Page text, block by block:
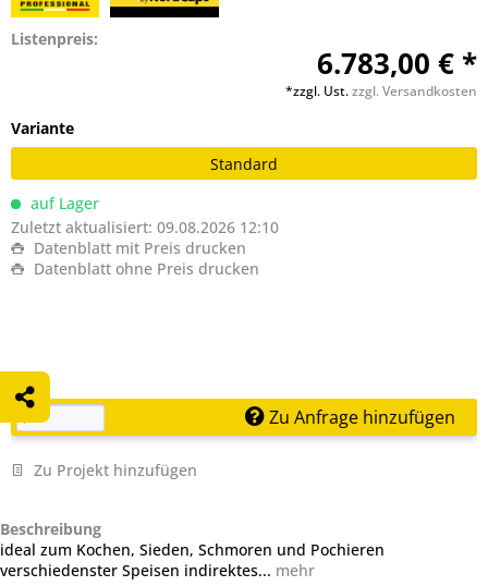
Listenpreis:
6.783,00 € *
*zzgl. Ust.zzgl. Versandkosten
Variante
Standard
auf Lager
Zuletzt aktualisiert: 09.08.2026 12:10
Datenblatt mit Preis drucken
Datenblatt ohne Preis drucken
Zu Anfrage hinzufügen
Zu Projekt hinzufügen
Beschreibung
ideal zum Kochen, Sieden, Schmoren und Pochieren
verschiedenster Speisen indirektes... mehr